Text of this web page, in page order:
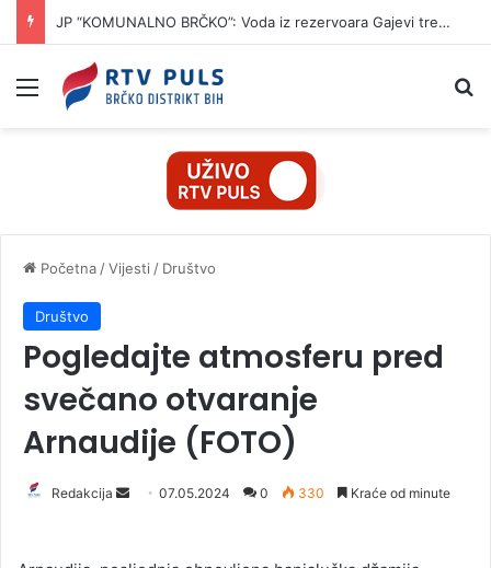
JP “KOMUNALNO BRČKO”: Voda iz rezervoara Gajevi trenutno nije za piće
Izbornik
Početna /Vijesti / Društvo
Društvo
Pogledajte atmosferu pred
svečano otvaranje
Arnaudije (FOTO)
Redakcija 07.05.2024 0 330 Kraće od minute